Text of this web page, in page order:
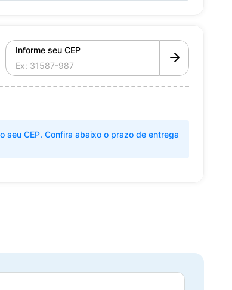
Informe seu CEP
seu CEP. Confira abaixo o prazo de entrega